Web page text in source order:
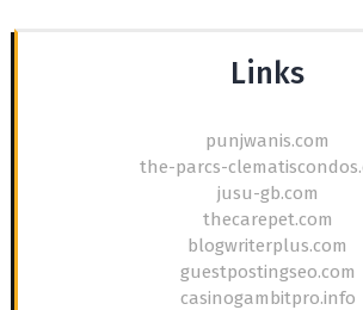
Links
punjwanis.com
the-parcs-
jusu-gb.com
thecarepet.com
blogwriterplus.com
guestpostingseo.com
casinogambitpro.info